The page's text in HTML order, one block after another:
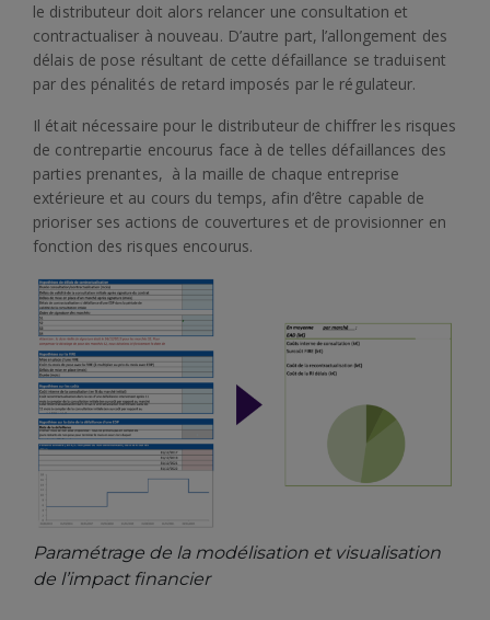
le distributeur doit alors relancer une consultation et
contractualiser à nouveau. D’autre part, l’allongement des
délais de pose résultant de cette défaillance se traduisent
par des pénalités de retard imposés par le régulateur.
Il était nécessaire pour le distributeur de chiffrer les risques
de contrepartie encourus face à de telles défaillances des
parties prenantes, à la maille de chaque entreprise
extérieure et au cours du temps, afin d’être capable de
prioriser ses actions de couvertures et de provisionner en
fonction des risques encourus.
Paramétrage de la modélisation et visualisation
de l’impact financier